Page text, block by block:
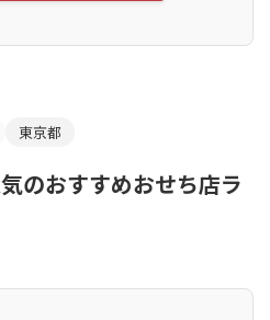
東京都
のおすすめおせち店ラ